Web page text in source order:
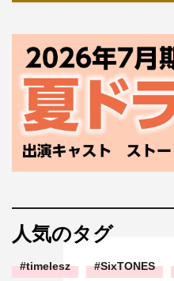
火曜ドラマ『西園寺さんは
TBS系
毎週火曜 午後10時～10時
＜配信＞
TVer、TBS FREE、U-
西園寺一妃：松本若菜
楠見俊直：松村北斗（
横井和人：津田健次郎
人気のタグ
timelesz SixTONES